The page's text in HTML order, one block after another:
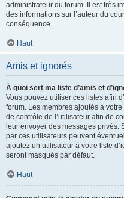
administrateur du forum. Il est très
des informations sur l’auteur du
conséquence.
Haut
Amis et ignorés
À quoi sert ma liste d’amis et
Vous pouvez utiliser ces listes afin
forum. Les membres ajoutés à
de contrôle de l’utilisateur afin de
leur envoyer des messages
par ces utilisateurs peuvent
ajoutez un utilisateur à votre liste
seront masqués par défaut.
Haut